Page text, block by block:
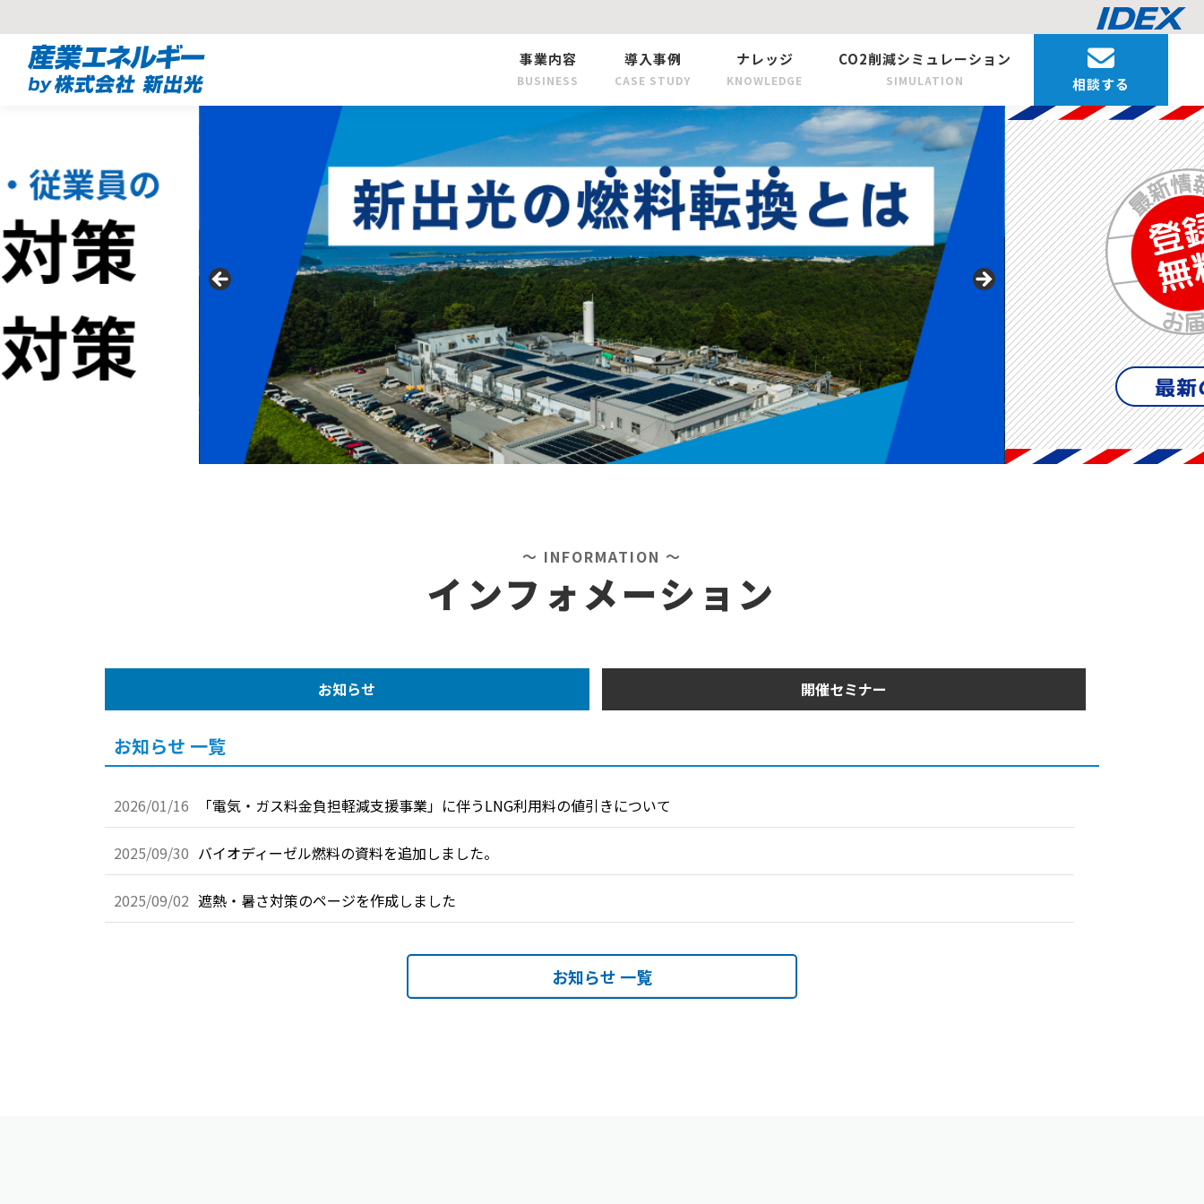
ス
ッ
プ
事業内容
BUSINESS
導入事例
CASE STUDY
ナレッジ
KNOWLEDGE
CO2削減シミュレーション
SIMULATION 相談する
～ INFORMATION ～
インフォメーション
お知らせ
お知らせ 一覧
2026/01/16 「電気・ガス料金負担軽減支援事業」に伴うLNG利用料の値引きについて
2025/09/30 バイオディーゼル燃料の資料を追加しました。
2025/09/02 遮熱・暑さ対策のページを作成しました
お知らせ 一覧
開催セミナー